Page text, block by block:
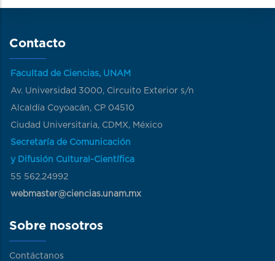
Contacto
Facultad de Ciencias, UNAM
Av. Universidad 3000, Circuito Exterior s/n
Alcaldía Coyoacán, CP 04510
Ciudad Universitaria, CDMX, México
Secretaría de Comunicación
y Difusión Cultural-Científica
55 562.24992
webmaster@ciencias.unam.mx
Sobre nosotros
Contáctanos